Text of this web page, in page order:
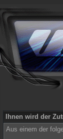
Ihnen wird der
Aus einem der